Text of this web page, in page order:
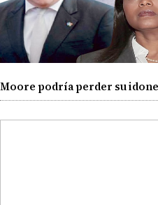
Moore podría perder su